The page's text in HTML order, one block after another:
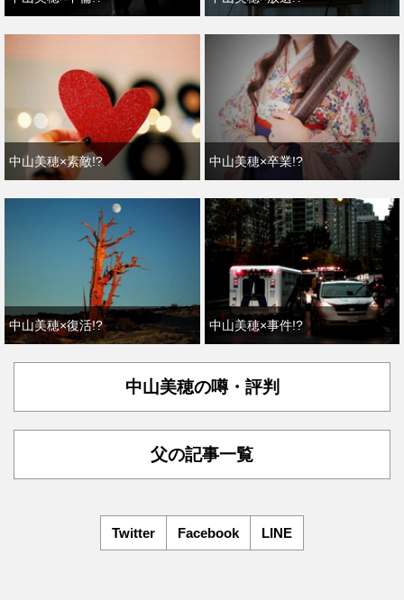
中山美穂×素敵!? 中山美穂×卒業!?
中山美穂×復活!? 中山美穂×事件!?
中山美穂の噂・評判
父の記事一覧
Twitter Facebook LINE